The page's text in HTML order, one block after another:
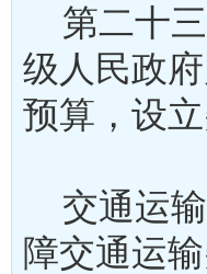
第二十三
级人民政
预算，设
交通运输
障交通运